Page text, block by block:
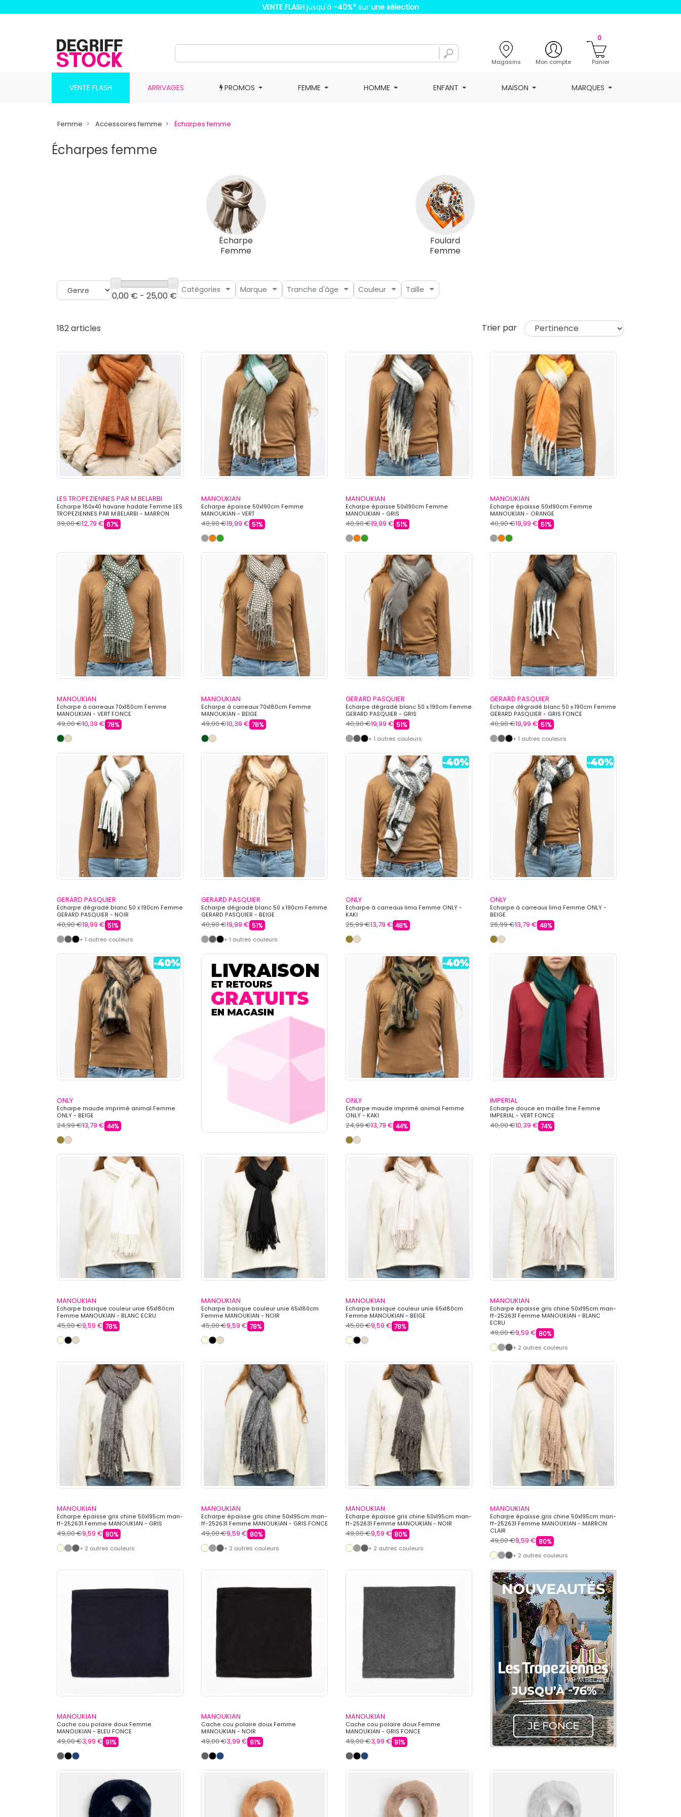
VENTE FLASH jusqu'à -40%* sur une sélection
Magasins Mon compte
0
Panier
VENTE FLASH ARRIVAGES PROMOS FEMME HOMME ENFANT MAISON MARQUES
Femme Accessoires femme Écharpes femme
Écharpes femme
Écharpe
Femme
Foulard
Femme
0,00 € - 25,00 €
Catégories Marque Tranche d'âge Couleur Taille
182 articles Trier par
LES TROPEZIENNES PAR M.BELARBI
Echarpe 180x40 havane hadale Femme LES
TROPEZIENNES PAR M.BELARBI - MARRON
39,00 €12,79 € 67%
MANOUKIAN
Echarpe épaisse 50x190cm Femme
MANOUKIAN - VERT
40,90 €19,99 € 51%
MANOUKIAN
Echarpe épaisse 50x190cm Femme
MANOUKIAN - GRIS
40,90 €19,99 € 51%
MANOUKIAN
Echarpe épaisse 50x190cm Femme
MANOUKIAN - ORANGE
40,90 €19,99 € 51%
MANOUKIAN
Echarpe à carreaux 70x180cm Femme
MANOUKIAN - VERT FONCE
49,00 €10,39 € 78%
MANOUKIAN
Echarpe à carreaux 70x180cm Femme
MANOUKIAN - BEIGE
49,00 €10,39 € 78%
GERARD PASQUIER
Echarpe dégradé blanc 50 x 190cm Femme
GERARD PASQUIER - GRIS
40,90 €19,99 € 51%
+ 1 autres couleurs
GERARD PASQUIER
Echarpe dégradé blanc 50 x 190cm Femme
GERARD PASQUIER - GRIS FONCE
40,90 €19,99 € 51%
+ 1 autres couleurs
GERARD PASQUIER
Echarpe dégradé blanc 50 x 190cm Femme
GERARD PASQUIER - NOIR
40,90 €19,99 € 51%
+ 1 autres couleurs
GERARD PASQUIER
Echarpe dégradé blanc 50 x 190cm Femme
GERARD PASQUIER - BEIGE
40,90 €19,99 € 51%
+ 1 autres couleurs
ONLY
Echarpe à carreaux lima Femme ONLY -
KAKI
26,99 €13,79 € 48%
ONLY
Echarpe à carreaux lima Femme ONLY -
BEIGE
26,99 €13,79 € 48%
ONLY
Echarpe maude imprimé animal Femme
ONLY - BEIGE
24,99 €13,79 € 44%
ONLY
Echarpe maude imprimé animal Femme
ONLY - KAKI
24,99 €13,79 € 44%
IMPERIAL
Echarpe douce en maille fine Femme
IMPERIAL - VERT FONCE
40,00 €10,39 € 74%
MANOUKIAN
Echarpe basique couleur unie 65x180cm
Femme MANOUKIAN - BLANC ECRU
45,00 €9,59 € 78%
MANOUKIAN
Echarpe basique couleur unie 65x180cm
Femme MANOUKIAN - NOIR
45,00 €9,59 € 78%
MANOUKIAN
Echarpe basique couleur unie 65x180cm
Femme MANOUKIAN - BEIGE
45,00 €9,59 € 78%
MANOUKIAN
Echarpe épaisse gris chine 50x195cm man-
ff-252631 Femme MANOUKIAN - BLANC
ECRU
49,00 €9,59 € 80%
+ 2 autres couleurs
MANOUKIAN
Echarpe épaisse gris chine 50x195cm man-
ff-252631 Femme MANOUKIAN - GRIS
49,00 €9,59 € 80%
+ 2 autres couleurs
MANOUKIAN
Echarpe épaisse gris chine 50x195cm man-
ff-252631 Femme MANOUKIAN - GRIS FONCE
49,00 €9,59 € 80%
+ 2 autres couleurs
MANOUKIAN
Echarpe épaisse gris chine 50x195cm man-
ff-252631 Femme MANOUKIAN - NOIR
49,00 €9,59 € 80%
+ 2 autres couleurs
MANOUKIAN
Echarpe épaisse gris chine 50x195cm man-
ff-252631 Femme MANOUKIAN - MARRON
CLAIR
49,00 €9,59 € 80%
+ 2 autres couleurs
MANOUKIAN
Cache cou polaire doux Femme
MANOUKIAN - BLEU FONCE
49,00 €3,99 € 91%
MANOUKIAN
Cache cou polaire doux Femme
MANOUKIAN - NOIR
49,00 €3,99 € 91%
MANOUKIAN
Cache cou polaire doux Femme
MANOUKIAN - GRIS FONCE
49,00 €3,99 € 91%